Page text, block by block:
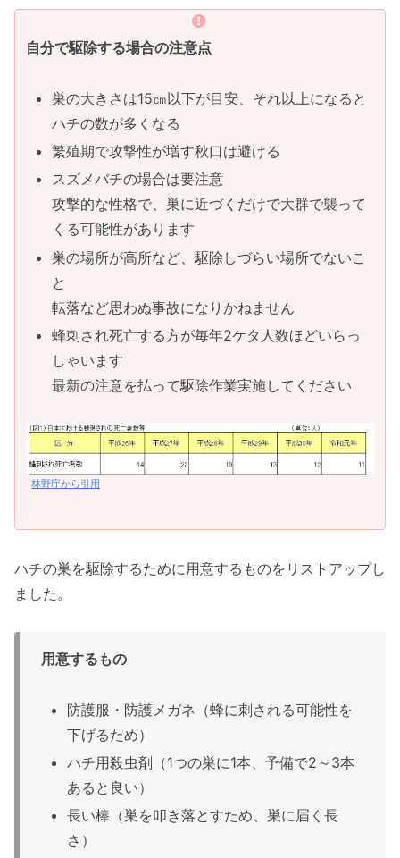
自分で駆除する場合の注意点
巣の大きさは15㎝以下が目安、それ以上になると
ハチの数が多くなる
繁殖期で攻撃性が増す秋口は避ける
スズメバチの場合は要注意
攻撃的な性格で、巣に近づくだけで大群で襲って
くる可能性があります
巣の場所が高所など、駆除しづらい場所でないこ
と
転落など思わぬ事故になりかねません
蜂刺され死亡する方が毎年2ケタ人数ほどいらっ
しゃいます
最新の注意を払って駆除作業実施してください
林野庁から引用
ハチの巣を駆除するために用意するものをリストアップし
ました。
用意するもの
防護服・防護メガネ（蜂に刺される可能性を
下げるため）
ハチ用殺虫剤（1つの巣に1本、予備で2～3本
あると良い）
長い棒（巣を叩き落とすため、巣に届く長
さ）